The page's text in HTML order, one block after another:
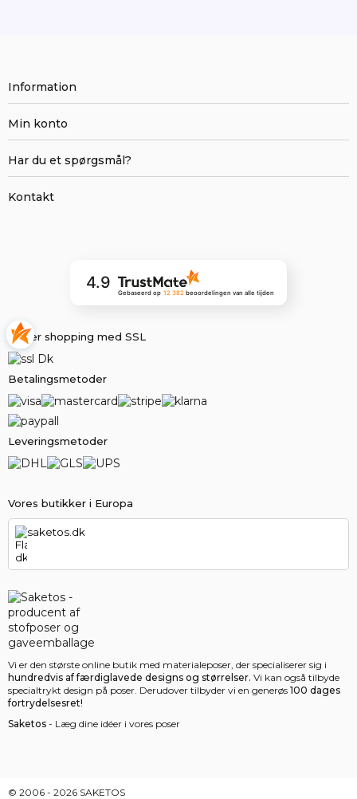
Vi er den største online butik med materialeposer, der specialiserer sig i
hundredvis af færdiglavede designs og størrelser. Vi kan også tilbyde
specialtrykt design på poser. Derudover tilbyder vi en generøs 100 dages
fortrydelsesret!
Saketos - Læg dine idéer i vores poser
Vores butikker i Europa
saketos.dk
Information
Min konto
Har du et spørgsmål?
Kontakt
4.9
Gebaseerd op 12 382 beoordelingenvan alle tijden
Sikker shopping med SSL
Betalingsmetoder
Leveringsmetoder
© 2006 - 2026 SAKETOS